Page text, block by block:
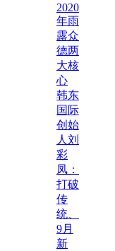
2020
年雨
露众
德两
大核
心
韩东
国际
创始
人刘
彩
凤：
打破
传
统、
9月
新